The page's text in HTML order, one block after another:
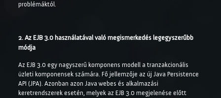
problémáktól.
2. Az EJB 3.0 használatával való megismerkedés legegyszerűbb
módja
Az EJB 3.0 egy nagyszerű komponens modell a tranzakcionális
üzleti komponensek számára. Fő jellemzője az új Java Persistence
API (JPA). Azonban azon Java webes és alkalmazási
keretrendszerek esetén, melyek az EJB 3.0 megjelenése előtt